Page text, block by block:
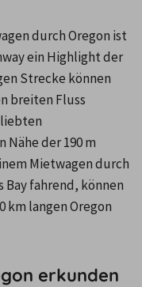
durch Oregon ist
ein Highlight der
Strecke können
breiten Fluss
Nähe der 190 m
Mietwagen durch
Bay fahrend, können
km langen Oregon
erkunden